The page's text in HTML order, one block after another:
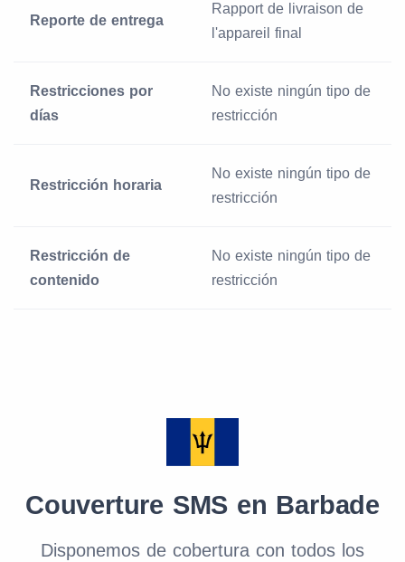
Reporte de entrega
Rapport de livraison de
l'appareil final
Restricciones por
días
No existe ningún tipo de
restricción
Restricción horaria
No existe ningún tipo de
restricción
Restricción de
contenido
No existe ningún tipo de
restricción
Couverture SMS en Barbade
Disponemos de cobertura con todos los